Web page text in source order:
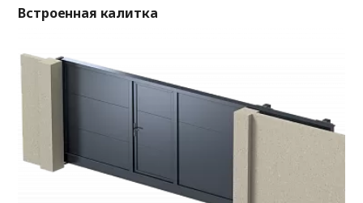
Встроенная калитка